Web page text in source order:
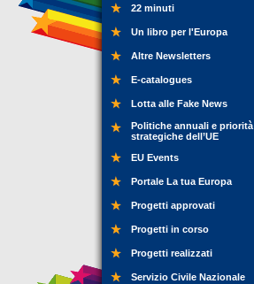
22 minuti
Un libro per l'Europa
Altre Newsletters
E-catalogues
Lotta alle Fake News
Politiche annuali e priorità
strategiche dell’UE
EU Events
Portale La tua Europa
Progetti approvati
Progetti in corso
Progetti realizzati
Servizio Civile Nazionale